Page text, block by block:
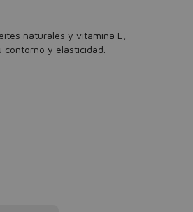
naturales y vitamina E,
y elasticidad.